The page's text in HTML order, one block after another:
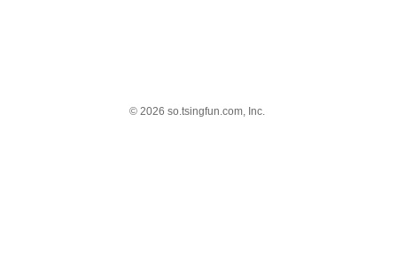
© 2026 so.tsingfun.com, Inc.